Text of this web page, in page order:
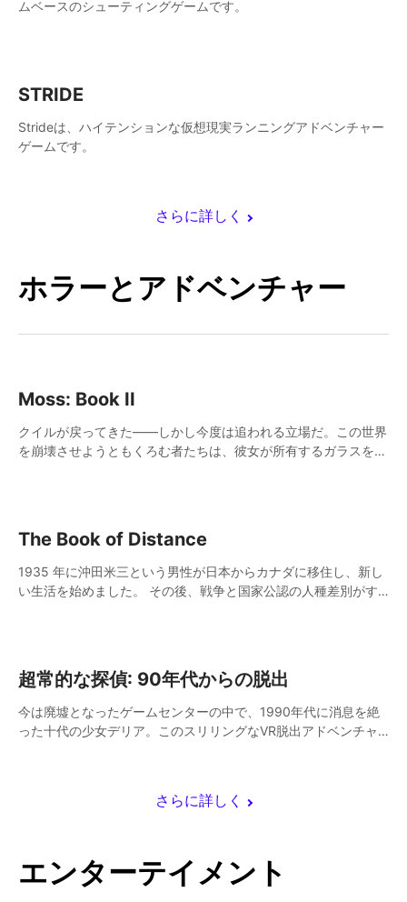
さらに詳しく
ムベースのシューティングゲームです。
STRIDE
Strideは、ハイテンションな仮想現実ランニングアドベンチャー
ゲームです。
ホラーとアドベンチャー
さらに詳しく
Moss: Book II
クイルが戻ってきた――しかし今度は追われる立場だ。この世界
を崩壊させようともくろむ者たちは、彼女が所有するガラスをね
The Book of Distance
1935 年に沖田米三という男性が日本からカナダに移住し、新し
い生活を始めました。 その後、戦争と国家公認の人種差別がす
超常的な探偵: 90年代からの脱出
今は廃墟となったゲームセンターの中で、1990年代に消息を絶
った十代の少女デリア。このスリリングなVR脱出アドベンチャ
エンターテイメント